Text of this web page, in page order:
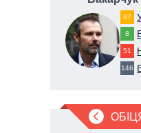
87
8
51
146